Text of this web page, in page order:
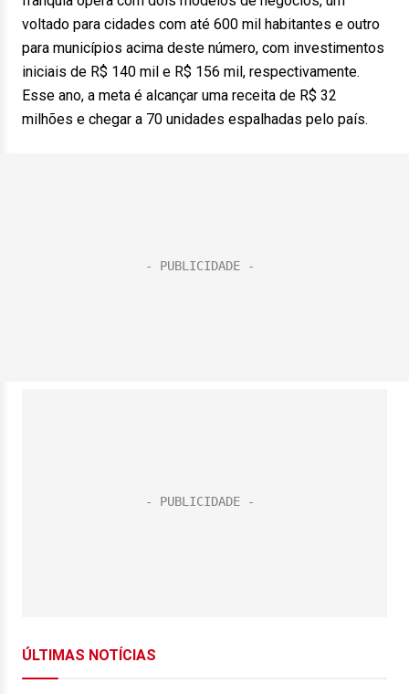
voltado para cidades com até 600 mil habitantes e outro
para municípios acima deste número, com investimentos
iniciais de R$ 140 mil e R$ 156 mil, respectivamente.
Esse ano, a meta é alcançar uma receita de R$ 32
milhões e chegar a 70 unidades espalhadas pelo país.